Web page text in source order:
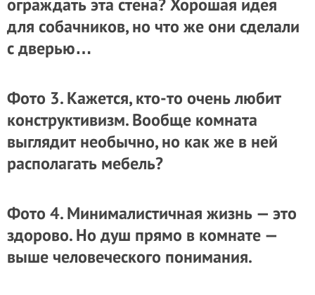
ограждать эта стена? Хорошая идея
для собачников, но что же они сделали
с дверью…
Фото 3. Кажется, кто-то очень любит
конструктивизм. Вообще комната
выглядит необычно, но как же в ней
располагать мебель?
Фото 4. Минималистичная жизнь — это
здорово. Но душ прямо в комнате —
выше человеческого понимания.